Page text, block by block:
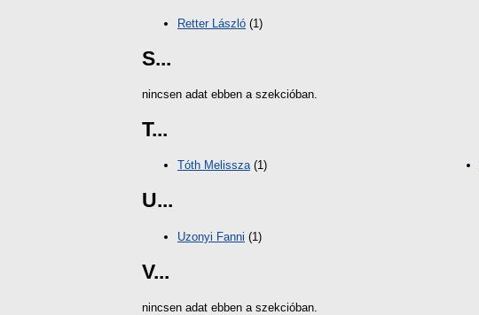
Retter László (1)
S...
nincsen adat ebben a szekcióban.
T...
Tóth Melissza(1)
U...
Uzonyi Fanni (1)
V...
nincsen adat ebben a szekcióban.